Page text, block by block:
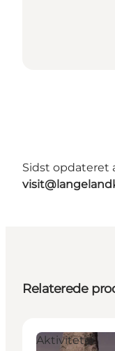
Sidst opdateret
Relaterede
Aktiviteter